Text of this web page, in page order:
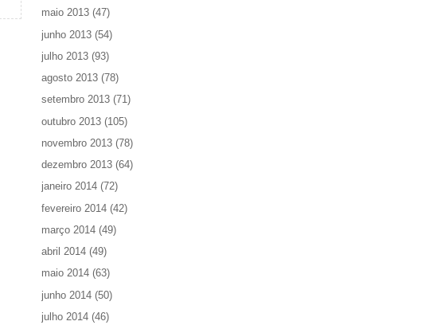
maio 2013 (47)
junho 2013 (54)
julho 2013 (93)
agosto 2013 (78)
setembro 2013 (71)
outubro 2013 (105)
novembro 2013 (78)
dezembro 2013 (64)
janeiro 2014 (72)
fevereiro 2014 (42)
março 2014 (49)
abril 2014 (49)
maio 2014 (63)
junho 2014 (50)
julho 2014 (46)